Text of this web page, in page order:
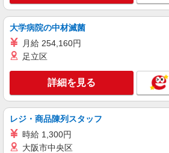
大学病院の中材滅菌
月給 254,160円
足立区
詳細を見る
レジ・商品陳列スタッフ
時給 1,300円
大阪市中央区